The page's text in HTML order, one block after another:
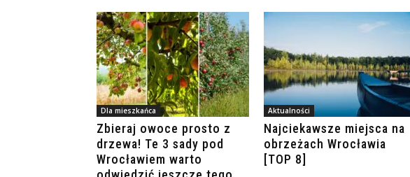
Dla mieszkańca
Zbieraj owoce prosto z
drzewa! Te 3 sady pod
Wrocławiem warto
Aktualności
Najciekawsze miejsca na
obrzeżach Wrocławia
[TOP 8]